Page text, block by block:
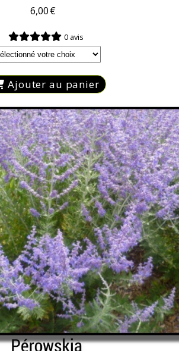
6,00€
0 avis
Ajouter au panier